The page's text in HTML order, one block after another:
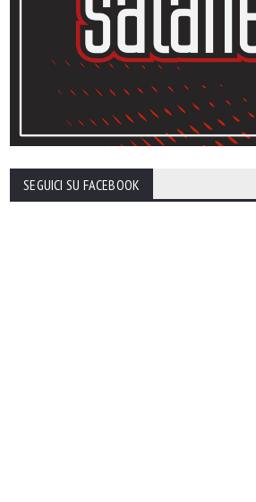
SEGUICI SU FACEBOOK